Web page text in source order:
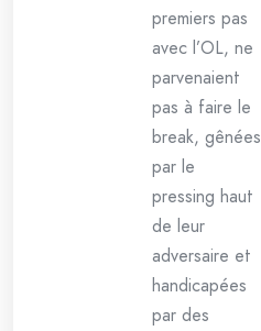
premiers pas
avec l’OL, ne
parvenaient
pas à faire le
break, gênées
par le
pressing haut
de leur
adversaire et
handicapées
par des